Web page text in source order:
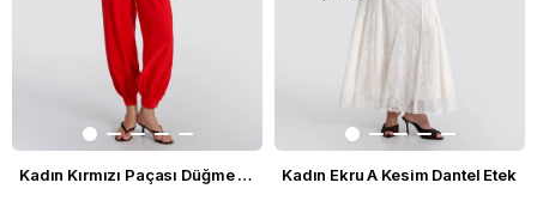
Kadın Kırmızı Paçası Düğme Detaylı Şalvar Pantolon Kadın Ekru A Kesim Dantel Etek